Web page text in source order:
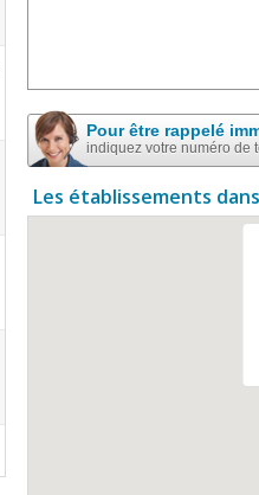
Pour être rappelé
indiquez votre numéro de
Les établissements